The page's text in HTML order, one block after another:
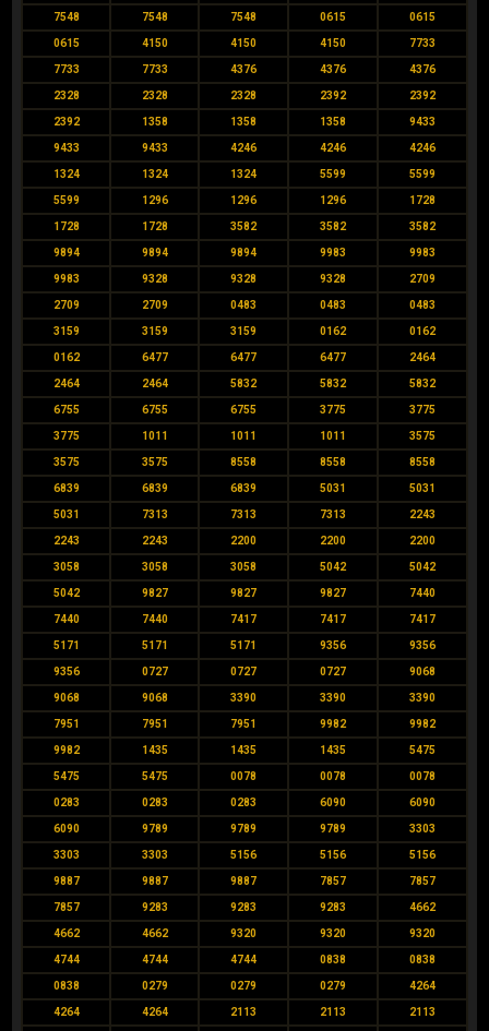
7548 7548 7548 0615 0615
0615 4150 4150 4150 7733
7733 7733 4376 4376 4376
2328 2328 2328 2392 2392
2392 1358 1358 1358 9433
9433 9433 4246 4246 4246
1324 1324 1324 5599 5599
5599 1296 1296 1296 1728
1728 1728 3582 3582 3582
9894 9894 9894 9983 9983
9983 9328 9328 9328 2709
2709 2709 0483 0483 0483
3159 3159 3159 0162 0162
0162 6477 6477 6477 2464
2464 2464 5832 5832 5832
6755 6755 6755 3775 3775
3775 1011 1011 1011 3575
3575 3575 8558 8558 8558
6839 6839 6839 5031 5031
5031 7313 7313 7313 2243
2243 2243 2200 2200 2200
3058 3058 3058 5042 5042
5042 9827 9827 9827 7440
7440 7440 7417 7417 7417
5171 5171 5171 9356 9356
9356 0727 0727 0727 9068
9068 9068 3390 3390 3390
7951 7951 7951 9982 9982
9982 1435 1435 1435 5475
5475 5475 0078 0078 0078
0283 0283 0283 6090 6090
6090 9789 9789 9789 3303
3303 3303 5156 5156 5156
9887 9887 9887 7857 7857
7857 9283 9283 9283 4662
4662 4662 9320 9320 9320
4744 4744 4744 0838 0838
0838 0279 0279 0279 4264
4264 4264 2113 2113 2113